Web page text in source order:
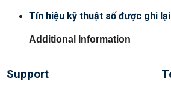
Tín hiệu kỹ thuật số được ghi
Additional Information
Support